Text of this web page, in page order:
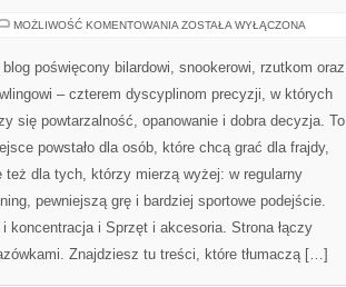
MOŻLIWOŚĆ KOMENTOWANIA PORADY
ZOSTAŁA WYŁĄCZONA
blog poświęcony bilardowi, snookerowi, rzutkom oraz
– czterem dyscyplinom precyzji, w których
się powtarzalność, opanowanie i dobra decyzja. To
powstało dla osób, które chcą grać dla frajdy,
też dla tych, którzy mierzą wyżej: w regularny
pewniejszą grę i bardziej sportowe podejście.
koncentracja i Sprzęt i akcesoria. Strona łączy
Znajdziesz tu treści, które tłumaczą […]